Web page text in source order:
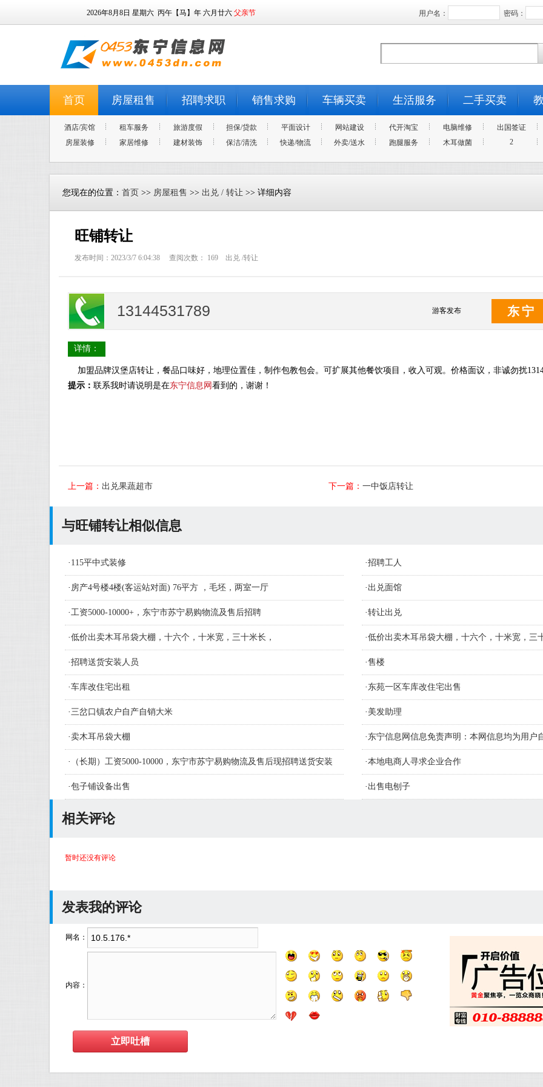
2026年8月8日 星期六 丙午【马】年 六月廿六 父亲节 用户名： 密码：
首页 房屋租售 招聘求职 销售求购 车辆买卖 生活服务 二手买卖
酒店/宾馆 租车服务 旅游度假 担保/贷款 平面设计 网站建设 代开淘宝 电脑维修
出国签证
房屋装修
家居维修 建材装饰 保洁/清洗 快递/物流 外卖/送水 跑腿服务 木耳做菌 2
您现在的位置： 首页 >> 房屋租售 >> 出兑 / 转让 >> 详细内容
旺铺转让
发布时间：2023/3/7 6:04:38 查阅次数： 169 出兑 /转让
13144531789 游客发布 东宁
详情：
加盟品牌汉堡店转让，餐品口味好，地理位置佳，制作包教包会。可扩展其他餐饮项目，收入可观。价格面议，非诚勿扰
提示： 联系我时请说明是在东宁信息网 看到的，谢谢！
上一篇： 出兑果蔬超市 下一篇： 一中饭店转让
与旺铺转让相似信息
· 115平中式装修 ·招聘工人
· 房产4号楼4楼(客运站对面) 76平方 ，毛坯，两室一厅 · 出兑面馆
·工资5000-10000+，东宁市苏宁易购物流及售后招聘 ·转让出兑
·低价出卖木耳吊袋大棚，十六个，十米宽，三十米长， ·低价出卖木耳吊袋大棚，十六个，十米宽，三
材质钢管
·招聘送货安装人员 ·售楼
·车库改住宅出租 · 东苑一区车库改住宅出售
·三岔口镇农户自产自销大米 · 美发助理
·卖木耳吊袋大棚 · 东宁信息网信息免责声明：本网信息均为用户
识别信息的真假，如侵害您的权益请联系删
·
（长期）工资5000-10000，东宁市苏宁易购物流及售后现招聘送货安装
人员及学徒若干名
·本地电商人寻求企业合作
·包子铺设备出售 · 出售电刨子
相关评论
暂时还没有评论
发表我的评论
网名：
内容：